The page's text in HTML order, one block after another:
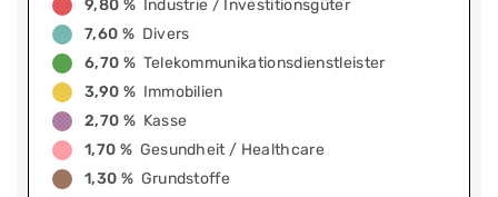
9,80 % Industrie / Investitionsgüter
7,60 % Divers
6,70 % Telekommunikationsdienstleister
3,90 % Immobilien
2,70 % Kasse
1,70 % Gesundheit / Healthcare
1,30 % Grundstoffe